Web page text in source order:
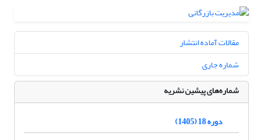
مقالات آماده انتشار
شماره جاری
شماره‌های پیشین نشریه
دوره 18 (1405)